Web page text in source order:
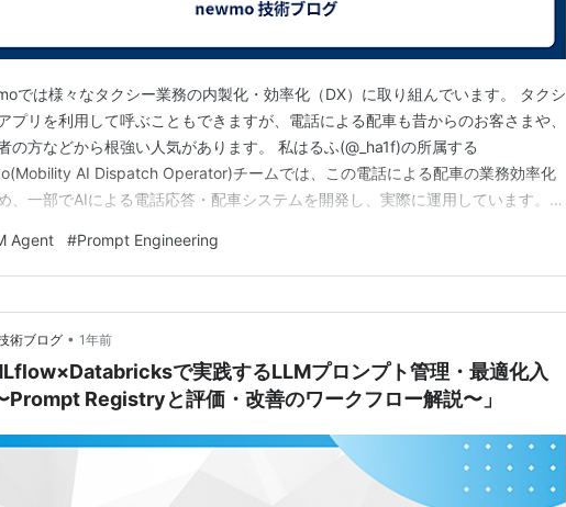
では様々なタクシー業務の内製化・効率化（DX）に取り組んでいます。 タクシ
プリを利用して呼ぶこともできますが、電話による配車も昔からのお客さまや、
の方などから根強い人気があります。 私はるふ(@_ha1f)の所属する
AI Dispatch Operator)チームでは、この電話による配車の業務効率化
、一部でAIによる電話応答・配車システムを開発し、実際に運用しています。
」と呼んでいるAI電話配車システムのプロンプト自体の品質管理に…
Agent #Prompt Engineering
術ブログ • 1年前
で実践するLLMプロンプト管理・最適化入
Prompt Registryと評価・改善のワークフロー解説〜」